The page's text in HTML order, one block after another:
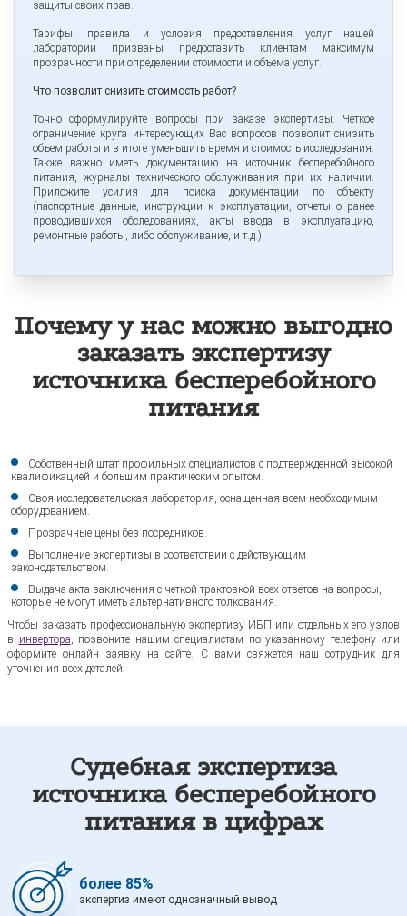
защиты своих прав.
Тарифы, правила и условия предоставления услуг нашей
лаборатории призваны предоставить клиентам максимум
прозрачности при определении стоимости и объема услуг.
Что позволит снизить стоимость работ?
Точно сформулируйте вопросы при заказе экспертизы. Четкое
ограничение круга интересующих Вас вопросов позволит снизить
объем работы и в итоге уменьшить время и стоимость исследования.
Также важно иметь документацию на источник бесперебойного
питания, журналы технического обслуживания при их наличии.
Приложите усилия для поиска документации по объекту
(паспортные данные, инструкции к эксплуатации, отчеты о ранее
проводившихся обследованиях, акты ввода в эксплуатацию,
ремонтные работы, либо обслуживание, и т.д.)
Почему у нас можно выгодно
заказать экспертизу
источника бесперебойного
питания
Собственный штат профильных специалистов с подтвержденной высокой
квалификацией и большим практическим опытом.
Своя исследовательская лаборатория, оснащенная всем необходимым
оборудованием.
Прозрачные цены без посредников.
Выполнение экспертизы в соответствии с действующим
законодательством.
Выдача акта-заключения с четкой трактовкой всех ответов на вопросы,
которые не могут иметь альтернативного толкования.
Чтобы заказать профессиональную экспертизу ИБП или отдельных его узлов
в инвертора, позвоните нашим специалистам по указанному телефону или
оформите онлайн заявку на сайте. С вами свяжется наш сотрудник для
уточнения всех деталей.
Судебная экспертиза
источника бесперебойного
питания в цифрах
более 85%
экспертиз имеют однозначный вывод